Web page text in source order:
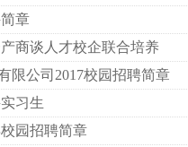
章
商谈人才校企联合培养
限公司2017校园招聘简章
习生
园招聘简章